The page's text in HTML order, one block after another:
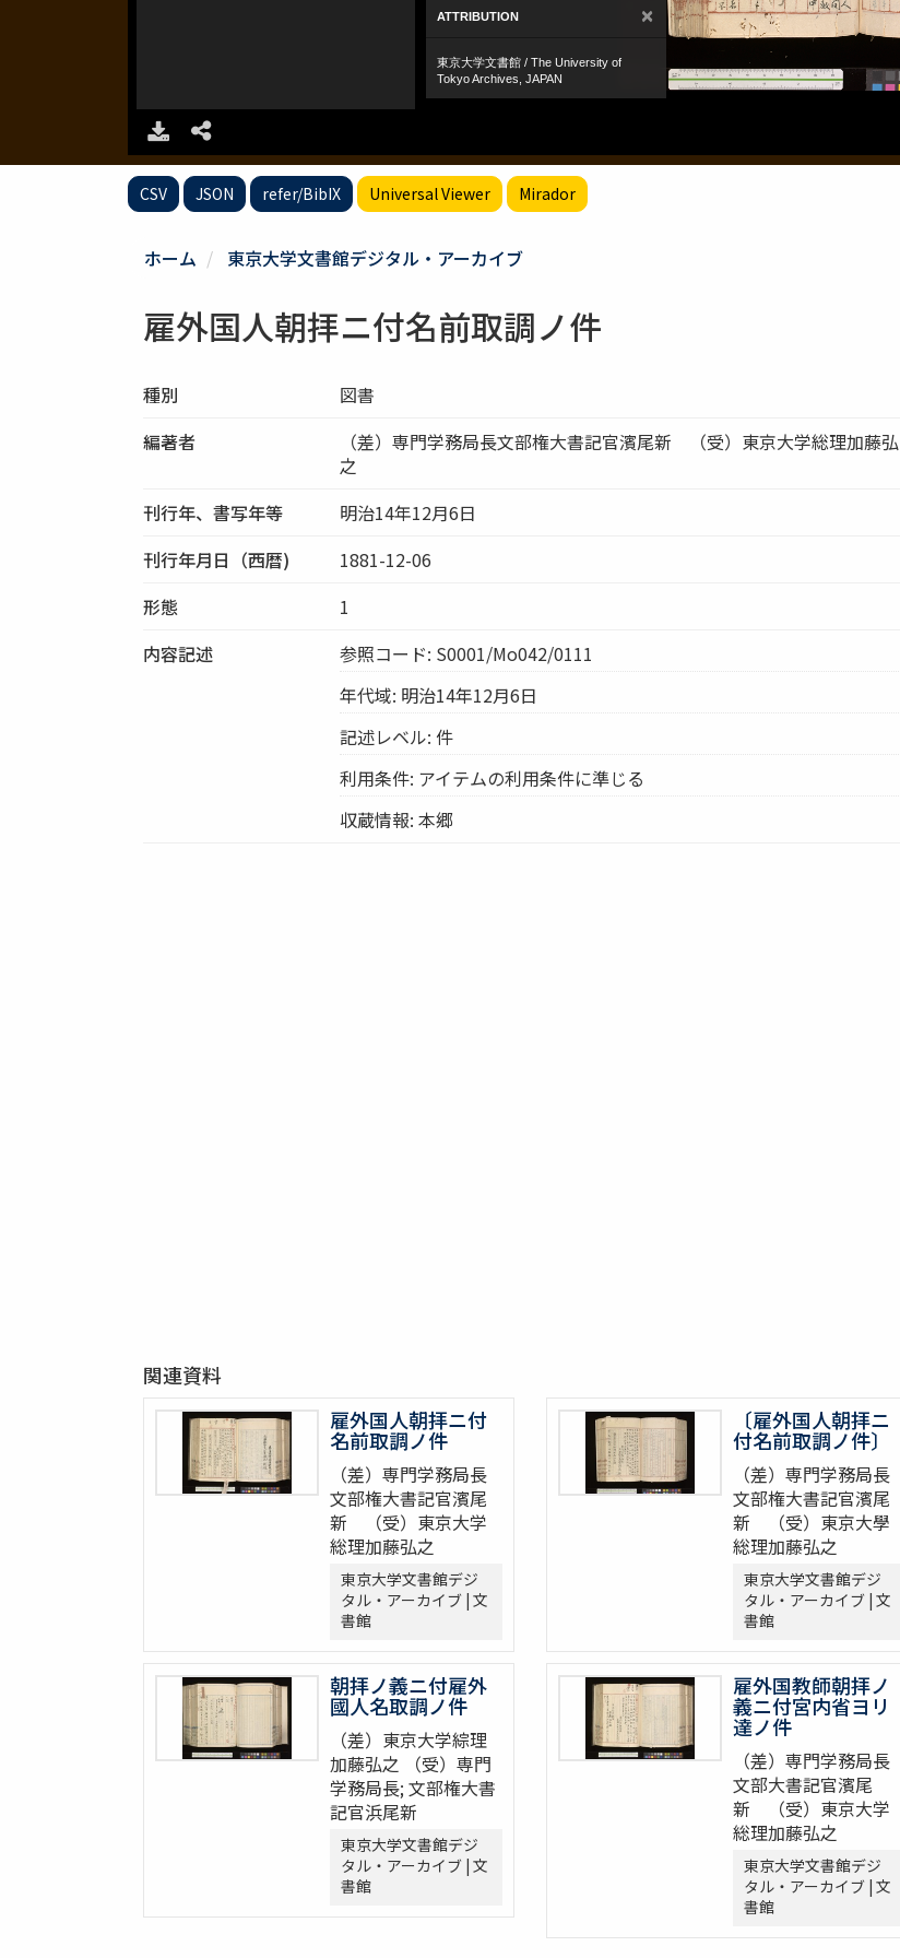
CSV JSON refer/BibIX Universal Viewer Mirador
ホーム 東京大学文書館デジタル・アーカイブ
雇外国人朝拝ニ付名前取調ノ件
種別
図書
編著者
（差）専門学務局長文部権大書記官濱尾新 （受）東京大学総理加藤弘
之
刊行年、書写年等
明治14年12月6日
刊行年月日（西暦)
1881-12-06
形態
1
内容記述
参照コード: S0001/Mo042/0111
年代域: 明治14年12月6日
記述レベル: 件
利用条件: アイテムの利用条件に準じる
収蔵情報: 本郷
関連資料
雇外国人朝拝ニ付
名前取調ノ件
（差）専門学務局長
文部権大書記官濱尾
新 （受）東京大学
総理加藤弘之
東京大学文書館デジ
タル・アーカイブ | 文
書館
〔雇外国人朝拝ニ
付名前取調ノ件〕
（差）専門学務局長
文部権大書記官濱尾
新 （受）東京大學
総理加藤弘之
東京大学文書館デジ
タル・アーカイブ | 文
書館
朝拝ノ義ニ付雇外
國人名取調ノ件
（差）東京大学綜理
加藤弘之 （受）専門
学務局長; 文部権大書
記官浜尾新
東京大学文書館デジ
タル・アーカイブ | 文
書館
雇外国教師朝拝ノ
義ニ付宮内省ヨリ
達ノ件
（差）専門学務局長
文部大書記官濱尾
新 （受）東京大学
総理加藤弘之
東京大学文書館デジ
タル・アーカイブ | 文
書館